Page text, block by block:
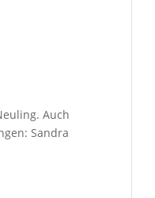
Auch
Sandra